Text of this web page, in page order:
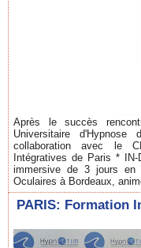
Après le succès
Universitaire
collaboration avec le
Intégratives de Paris *
immersive de 3 jours en
Oculaires à Bordeaux,
PARIS: Formation